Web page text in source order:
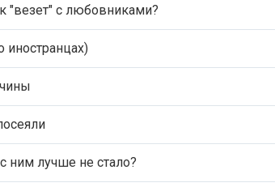
"везет" с любовниками?
иностранцах)
ним лучше не стало?